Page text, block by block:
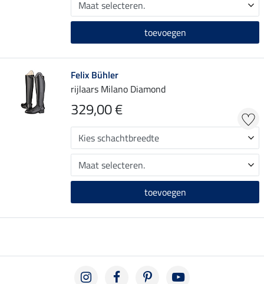
toevoegen
Felix Bühler
rijlaars Milano Diamond
329,00 €
toevoegen